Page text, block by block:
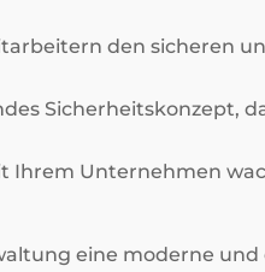
den sicheren
Sicherheitskonzept,
Ihrem Unternehmen
eine moderne und